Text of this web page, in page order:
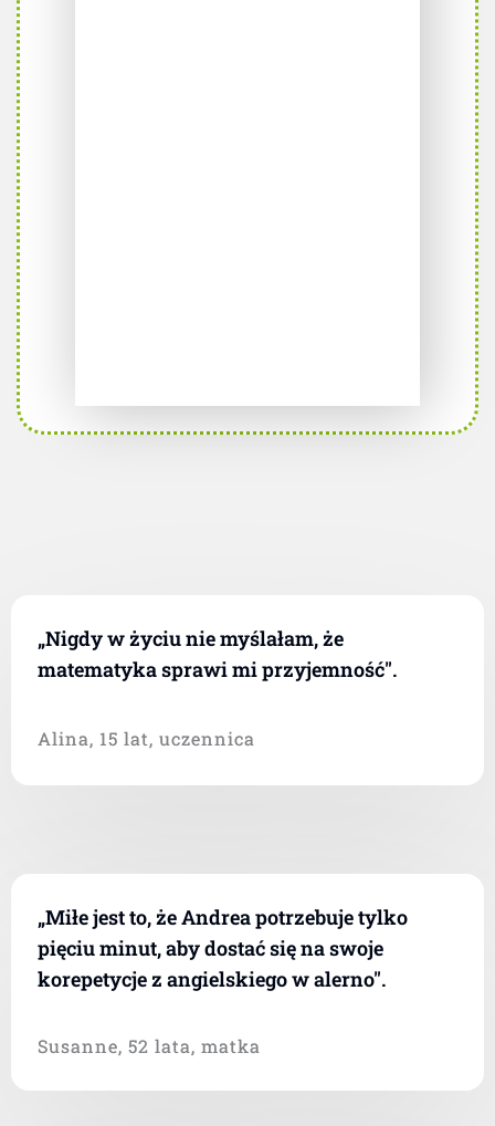
„Nigdy w życiu nie myślałam, że
matematyka sprawi mi przyjemność".
Alina, 15 lat, uczennica
„Miłe jest to, że Andrea potrzebuje tylko
pięciu minut, aby dostać się na swoje
korepetycje z angielskiego w alerno".
Susanne, 52 lata, matka